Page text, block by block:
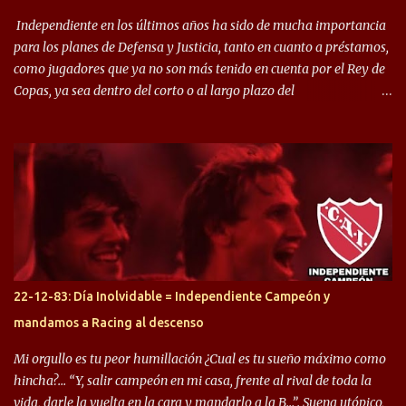
Independiente en los últimos años ha sido de mucha importancia
para los planes de Defensa y Justicia, tanto en cuanto a préstamos,
como jugadores que ya no son más tenido en cuenta por el Rey de
Copas, ya sea dentro del corto o al largo plazo del
Halcón de Varela, como lo es Brian Romero, quien paso a
préstamo allí durante el último mercado de pases y ha rendido de
gran manera, convirtiendo goles importantes, sobre todo en la
copa sudamericana. Pero no sucedió lo mismo en cuanto al
rendimiento que ha producido en el Rojo. Pasando a jugadores que
jugaron en Defensa y ahora están en el rojo, tenemos a la dupla
Gastón Togni y Domingo Blanco, donde ambos explotaron
futbolísticamente hablando en el equipo de Varela, donde, por
ejemplo, el caso de Mingo llego a ser tenido en cuenta para el
Seleccionado Argentino, rendimiento que aún no ha logrado
mostrar en Independiente. En e...
22-12-83: Día Inolvidable = Independiente Campeón y
mandamos a Racing al descenso
Mi orgullo es tu peor humillación ¿Cual es tu sueño máximo como
hincha?… “Y, salir campeón en mi casa, frente al rival de toda la
vida, darle la vuelta en la cara y mandarlo a la B…”. Suena utópico,